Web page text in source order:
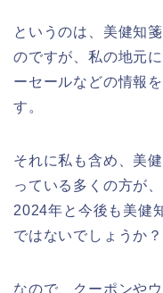
というのは、美健知
のですが、私の地元
ーセールなどの情報
す。
それに私も含め、美
っている多くの方が
2024年と今後も美健
ではないでしょうか？
なので、クーポンや